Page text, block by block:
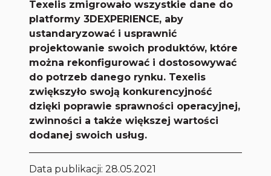
Texelis zmigrowało wszystkie dane do
platformy 3DEXPERIENCE, aby
ustandaryzować i usprawnić
projektowanie swoich produktów, które
można rekonfigurować i dostosowywać
do potrzeb danego rynku. Texelis
zwiększyło swoją konkurencyjność
dzięki poprawie sprawności operacyjnej,
zwinności a także większej wartości
dodanej swoich usług.
Data publikacji:28.05.2021